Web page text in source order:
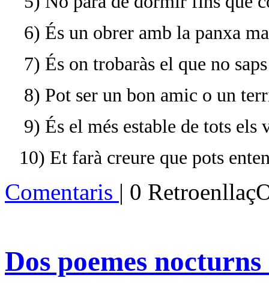
6) És un obrer amb la panxa
7) És on trobaràs el que no
8) Pot ser un bon amic o un
9) És el més estable de tots els
10) Et farà creure que pots
Comentaris | 0
Dos poemes